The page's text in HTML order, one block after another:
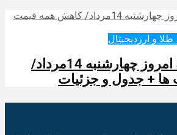
طلا و ارزدیجیتال‌
قیمت طلا و سکه امروز چهارشنبه 14مرداد/
+ جدول و جزئیات